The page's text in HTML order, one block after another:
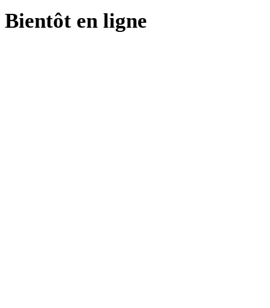
Bientôt en ligne